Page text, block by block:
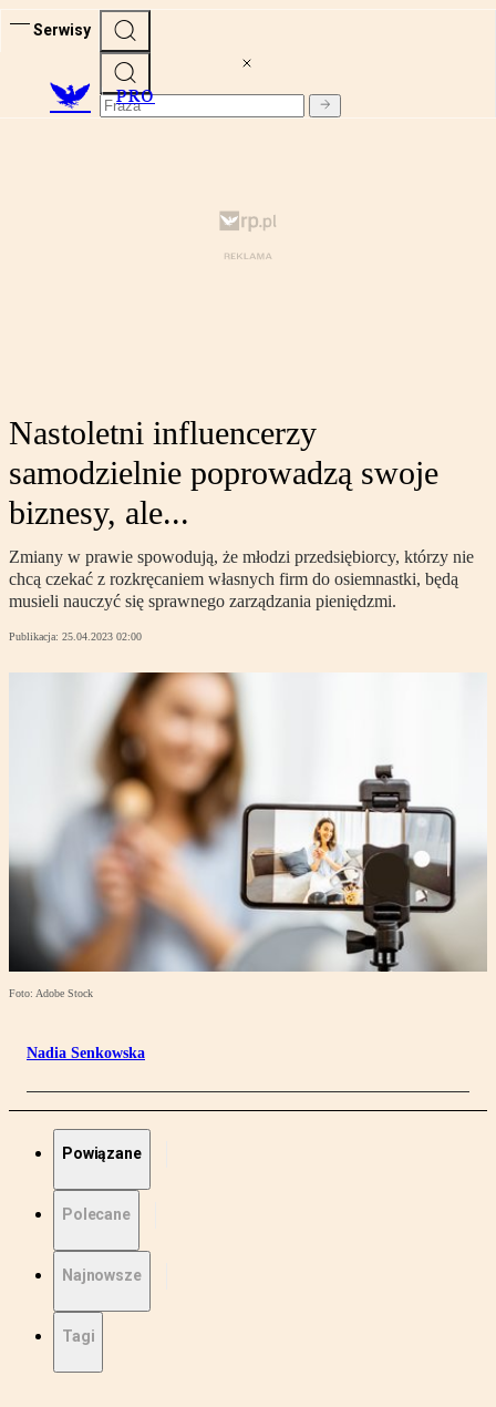
Serwisy
PRO
Nastoletni influencerzy
samodzielnie poprowadzą swoje
biznesy, ale...
Zmiany w prawie spowodują, że młodzi przedsiębiorcy, którzy nie
chcą czekać z rozkręcaniem własnych firm do osiemnastki, będą
musieli nauczyć się sprawnego zarządzania pieniędzmi.
Publikacja: 25.04.2023 02:00
Foto: Adobe Stock
Nadia Senkowska
Powiązane
Polecane
Najnowsze
Tagi